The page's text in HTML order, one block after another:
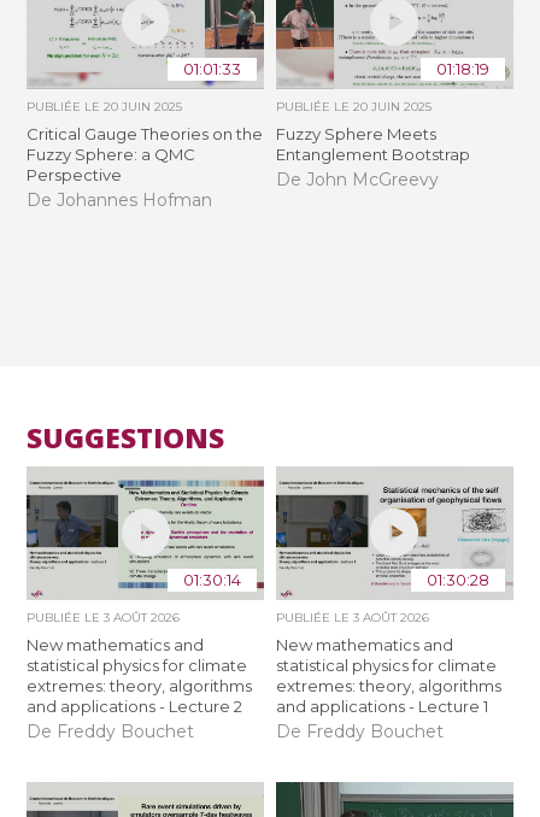
01:01:33
PUBLIÉE LE20 JUIN 2025
Critical Gauge Theories on the
Fuzzy Sphere: a QMC
Perspective
De Johannes Hofman
01:18:19
PUBLIÉE LE 20 JUIN 2025
Fuzzy Sphere Meets
Entanglement Bootstrap
De John McGreevy
SUGGESTIONS
01:30:14
PUBLIÉE LE3 AOÛT 2026
New mathematics and
statistical physics for climate
extremes: theory, algorithms
and applications - Lecture 2
De Freddy Bouchet
01:30:28
PUBLIÉE LE 3 AOÛT 2026
New mathematics and
statistical physics for climate
extremes: theory, algorithms
and applications - Lecture 1
De Freddy Bouchet